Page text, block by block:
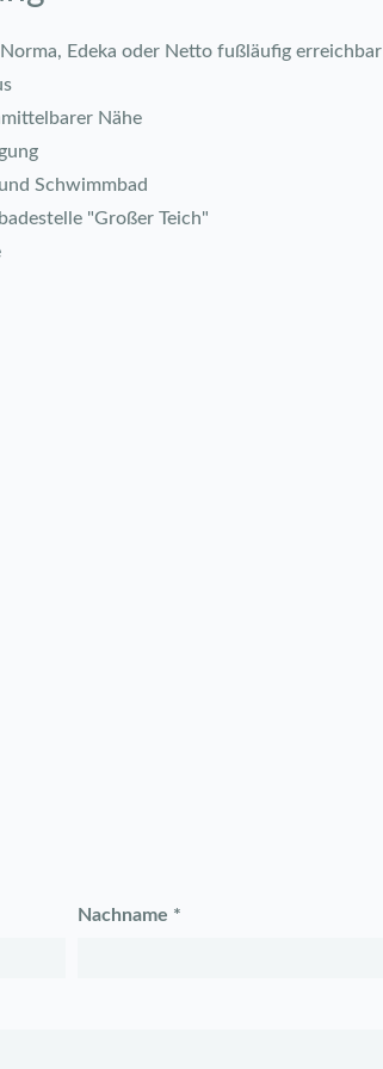
Edeka oder Netto fußläufig erreichbar
Nähe
Schwimmbad
"Großer Teich"
Nachname *